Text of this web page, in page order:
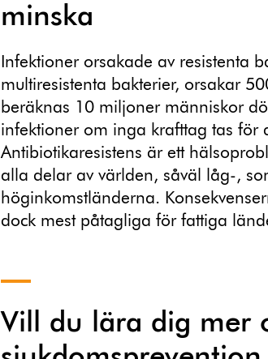
minska
Infektioner orsakade av resistenta
multiresistenta bakterier, orsakar
beräknas 10 miljoner människor
infektioner om inga krafttag tas för
Antibiotikaresistens är ett
alla delar av världen, såväl låg-,
höginkomstländerna.
dock mest påtagliga för fattiga
Vill du lära dig mer